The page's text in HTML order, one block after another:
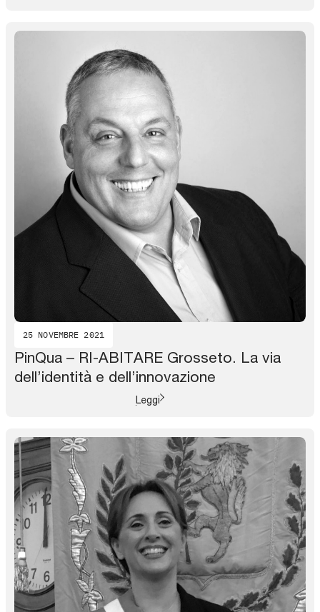
25 NOVEMBRE 2021
PinQua – RI-ABITARE Grosseto. La via
dell’identità e dell’innovazione
Leggi